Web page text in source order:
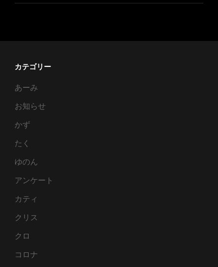
場
カテゴリー
あーみ
お知らせ
かず
たく
ゆのん
アンケート
カティ
クリス
クロ
コロナ